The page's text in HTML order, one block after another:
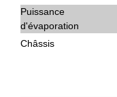
Puissance
d'évaporation
Châssis